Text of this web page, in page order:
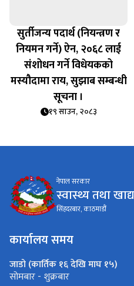
सुर्तीजन्य पदार्थ (नियन्त्रण र
नियमन गर्ने) ऐन, २०६८ लाई
संशोधन गर्ने विधेयकको
मस्यौदामा राय, सुझाब सम्बन्धी
सूचना ।
१९ साउन, २०८३
नेपाल सरकार
स्वास्थ्य तथा
सिंहदरबार, काठमाडौं
कार्यालय समय
जाडो (कार्तिक १६ देखि माघ १५)
सोमबार - शुक्रबार